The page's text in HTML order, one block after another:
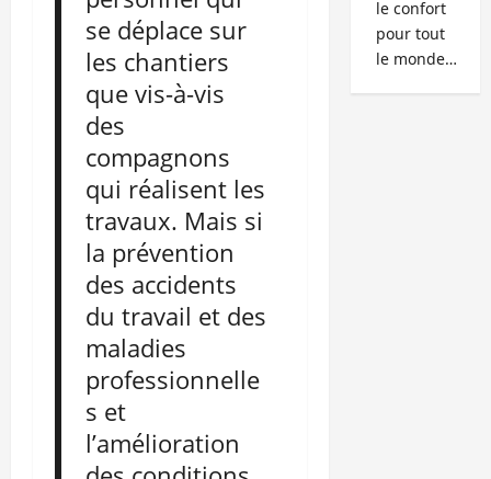
se déplace sur
les chantiers
que vis-à-vis
des
compagnons
qui réalisent les
travaux. Mais si
la prévention
des accidents
du travail et des
maladies
professionnelle
s et
l’amélioration
le confort
pour tout
le monde…